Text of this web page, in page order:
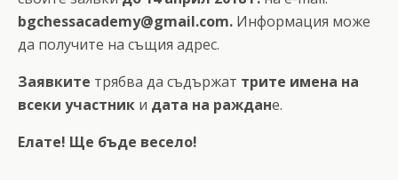
bgchessacademy@gmail.com. Информация може
да получите на същия адрес.
Заявките трябва да съдържат трите имена на
всеки участник и дата на раждане.
Елате! Ще бъде весело!